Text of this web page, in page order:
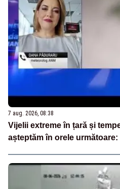
7 aug. 2026, 08:38
Vijelii extreme în țară și
așteptăm în orele următoare: